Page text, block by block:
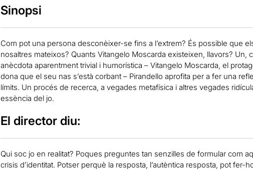
Sinopsi
Com pot una persona desconèixer-se fins a l’extrem? És possible que
nosaltres mateixos? Quants Vitangelo Moscarda existeixen, llavors? Un,
anècdota aparentment trivial i humorística – Vitangelo Moscarda, el
dona que el seu nas s’està corbant – Pirandello aprofita per a fer una
límits. Un procés de recerca, a vegades metafísica i altres vegades
essència del jo.
El director diu:
Qui soc jo en realitat? Poques preguntes tan senzilles de formular com
crisis d’identitat. Potser perquè la resposta, l’autèntica resposta, pot fer-